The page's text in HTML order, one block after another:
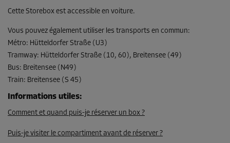
275,39 EUR/mois
Compartiment 16
Surface: 1,4 m²
Volume: 5,5 m³
-10%
Dès
80,00 EUR/mois
Cette Storebox est accessible en voiture.
Vous pouvez également utiliser les transports en commun:
Métro: Hütteldorfer Straße (U3)
Tramway: Hütteldorfer Straße (10, 60), Breitensee (49)
Bus: Breitensee (N49)
Train: Breitensee (S 45)
Informations utiles:
Comment et quand puis-je réserver un box ?
Puis-je visiter le compartiment avant de réserver ?